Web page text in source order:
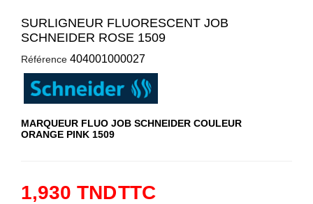
SURLIGNEUR FLUORESCENT JOB
SCHNEIDER ROSE 1509
Référence 404001000027
MARQUEUR FLUO JOB SCHNEIDER COULEUR
ORANGE PINK 1509
1,930 TNDTTC